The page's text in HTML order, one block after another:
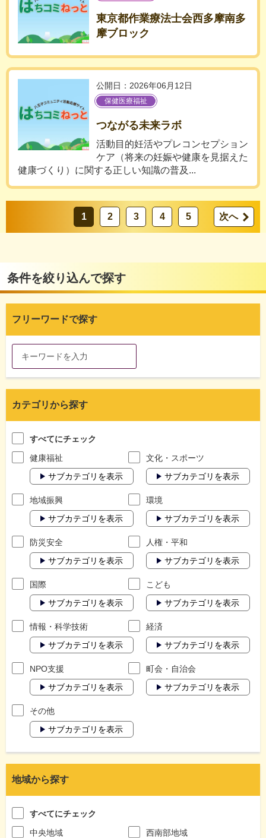
東京都作業療法士会西多摩南多
摩ブロック
公開日：2026年06月12日
保健医療福祉
つながる未来ラボ
活動目的妊活やプレコンセプション
ケア（将来の妊娠や健康を見据えた
健康づくり）に関する正しい知識の普及...
1 2 3 4 5 次へ
条件を絞り込んで探す
フリーワードで探す
カテゴリから探す
すべてにチェック
健康福祉
サブカテゴリを表示
文化・スポーツ
サブカテゴリを表示
地域振興
サブカテゴリを表示
環境
サブカテゴリを表示
防災安全
サブカテゴリを表示
人権・平和
サブカテゴリを表示
国際
サブカテゴリを表示
こども
サブカテゴリを表示
情報・科学技術
サブカテゴリを表示
経済
サブカテゴリを表示
NPO支援
サブカテゴリを表示
町会・自治会
サブカテゴリを表示
その他
サブカテゴリを表示
地域から探す
すべてにチェック
中央地域
西南部地域